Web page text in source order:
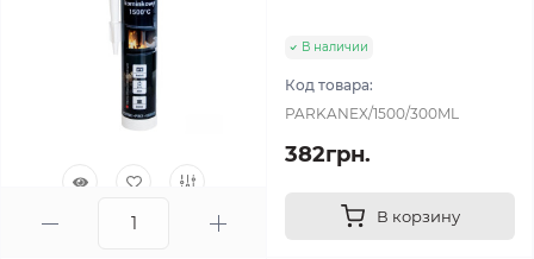
В наличии
Код товара:
PARKANEX/1500/300ML
382грн.
В корзину